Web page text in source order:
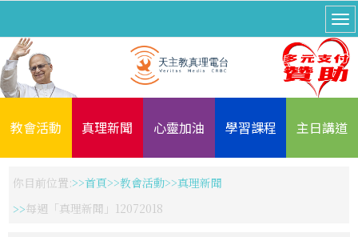
教會活動 真理新聞 心靈加油 學習課程 主日講道
你目前位置: 首頁 教會活動
真理新聞
每週「真理新聞」12072018